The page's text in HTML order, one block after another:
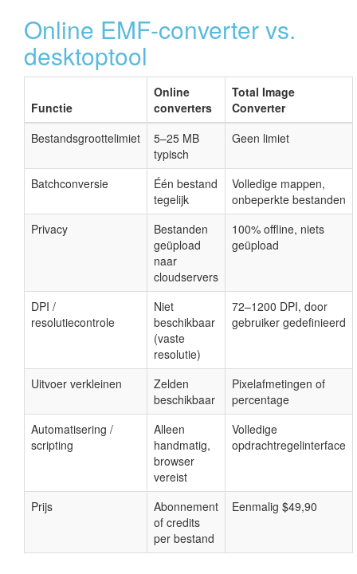
Online EMF-converter vs.
desktoptool
Functie
Online
converters
Total Image
Converter
Bestandsgroottelimiet
5–25 MB
typisch
Geen limiet
Batchconversie
Één bestand
tegelijk
Volledige mappen,
onbeperkte bestanden
Privacy
Bestanden
geüpload
naar
cloudservers
100% offline, niets
geüpload
DPI /
resolutiecontrole
Niet
beschikbaar
(vaste
resolutie)
72–1200 DPI, door
gebruiker gedefinieerd
Uitvoer verkleinen
Zelden
beschikbaar
Pixelafmetingen of
percentage
Automatisering /
scripting
Alleen
handmatig,
browser
vereist
Volledige
opdrachtregelinterface
Prijs
Abonnement
of credits
per bestand
Eenmalig $49,90